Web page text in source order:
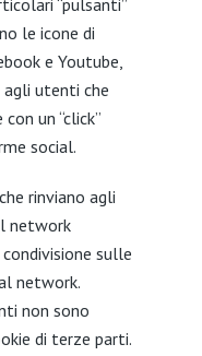
le icone di
e Youtube,
utenti che
un “click”
social.
rinviano agli
network
sulle
network.
non sono
di terze parti.